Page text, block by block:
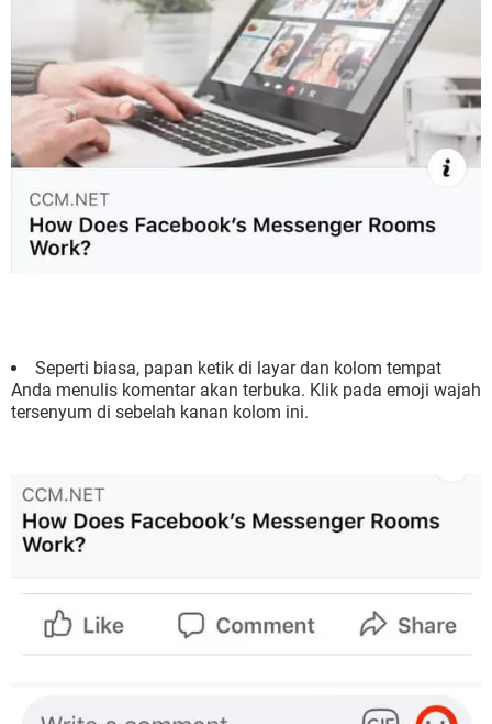
Seperti biasa, papan ketik di layar dan kolom tempat
Anda menulis komentar akan terbuka. Klik pada emoji wajah
tersenyum di sebelah kanan kolom ini.